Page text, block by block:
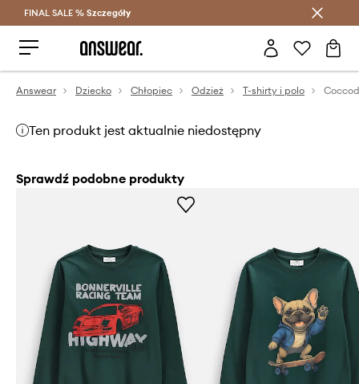
Oszczędzaj z Answear Club >
FINAL SALE % Szczegóły
Answear Dziecko Chłopiec Odzież T-shirty i polo
Ten produkt jest aktualnie niedostępny
Sprawdź podobne produkty